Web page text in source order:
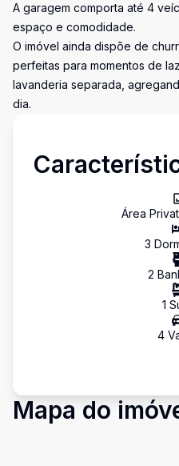
A garagem comporta até 4
espaço e comodidade.
O imóvel ainda dispõe de
perfeitas para momentos de
lavanderia separada,
dia.
Área
3
2
1
4
Mapa do